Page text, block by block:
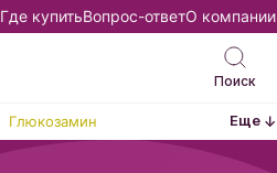
Где купитьВопрос-ответО компании
Поиск
Глюкозамин Еще